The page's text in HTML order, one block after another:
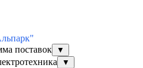
поставок
▼
▼